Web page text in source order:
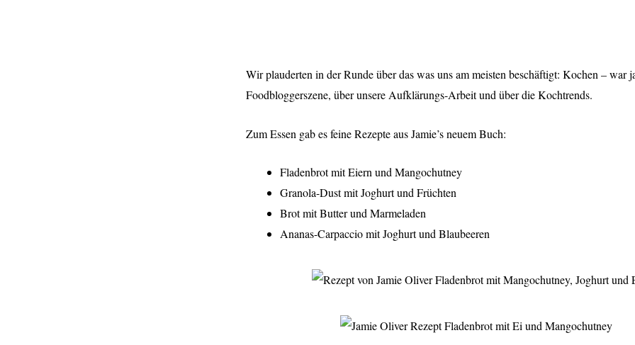
Wir plauderten in der Runde über das was uns am meisten beschäftigt: Kochen – war
Foodbloggerszene, über unsere Aufklärungs-Arbeit und über die Kochtrends.
Zum Essen gab es feine Rezepte aus Jamie’s neuem Buch:
Fladenbrot mit Eiern und Mangochutney
Granola-Dust mit Joghurt und Früchten
Brot mit Butter und Marmeladen
Ananas-Carpaccio mit Joghurt und Blaubeeren